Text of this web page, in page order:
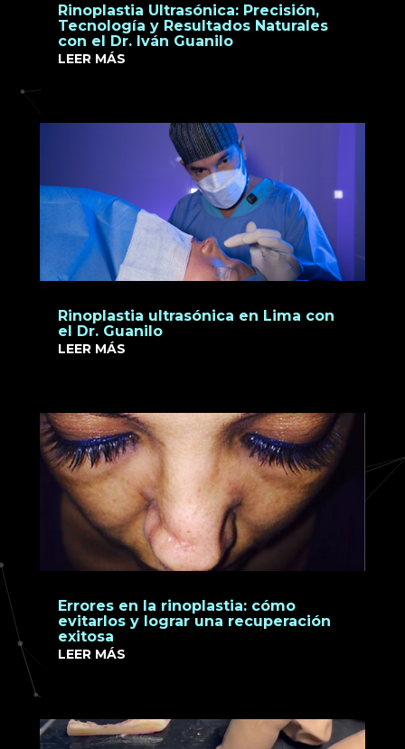
Rinoplastia Ultrasónica: Precisión,
Tecnología y Resultados Naturales
con el Dr. Iván Guanilo
LEER MÁS
Rinoplastia ultrasónica en Lima con
el Dr. Guanilo
LEER MÁS
Errores en la rinoplastia: cómo
evitarlos y lograr una recuperación
exitosa
LEER MÁS